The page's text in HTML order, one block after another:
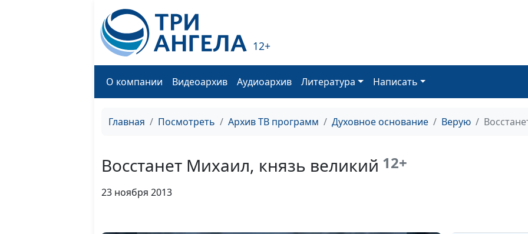
12+
О компании Видеоархив Аудиоархив Литература Написать
Главная Посмотреть Архив ТВ программ Духовное основание Верую
Восстанет Михаил, князь великий 12+
23 ноября 2013